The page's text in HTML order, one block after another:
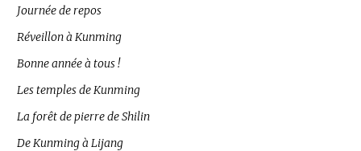
Journée de repos
Réveillon à Kunming
Bonne année à tous !
Les temples de Kunming
La forêt de pierre de Shilin
De Kunming à Lijang